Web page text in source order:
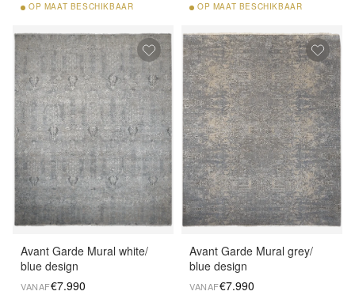
OP MAAT BESCHIKBAAR
OP MAAT BESCHIKBAAR
Avant Garde Mural white/
blue design
VANAF€7.990
Avant Garde Mural grey/
blue design
VANAF€7.990